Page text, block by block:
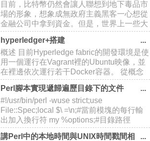
項目 Hyperledger
目前，比特幣仍然會讓人聯想到地下毒品市
場的形象，想象成無政府主義黑客一心想從
金融公司中拿到資金。但是，世界上一些大
型的公司正在擁抱這種加密貨幣背後的技
術。去年，一批科技和金融巨頭，包括
IBM、英特爾、思科、倫敦證券交易所集
團、摩根大
hyperledger+搭建
概述 目前Hyperledge fabric的開發環境是使
用一個運行在Vagrant裡的Ubuntu映像，並
在裡邊依次運行若干Docker容器。 從概念
上說，就是在一個主機上啟動了一個虛擬
機，然後在其上依次啟動Docker容器。 Ho
Perl腳本實現遞歸遍歷目錄下的文件
#!/usr/bin/perl -wuse strict;use
File::Spec;local $\ =\n;#當前模塊的每行輸
出加入換行符 my %options;#目錄路徑
$options{single_case} = /h
講Perl中的本地時間與UNIX時間戳間相